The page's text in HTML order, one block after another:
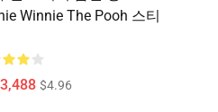
Winnie The Pooh 스티
$4.96